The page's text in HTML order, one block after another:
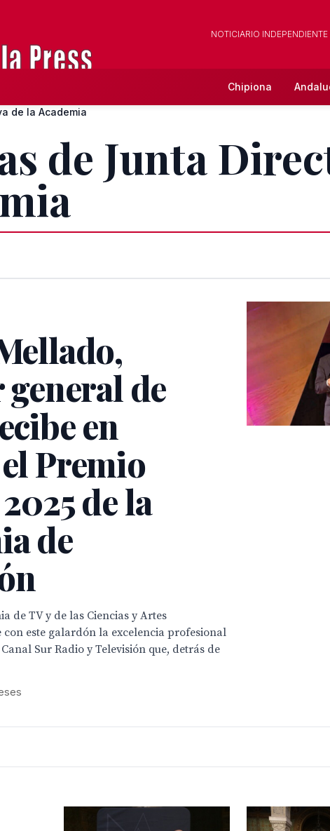
NOTICIARIO
Chipiona
de la Academia
de Junta
de
en
Premio
de la
de
de TV y de las Ciencias y Artes
con este galardón la excelencia profesional
Sur Radio y Televisión que, detrás de